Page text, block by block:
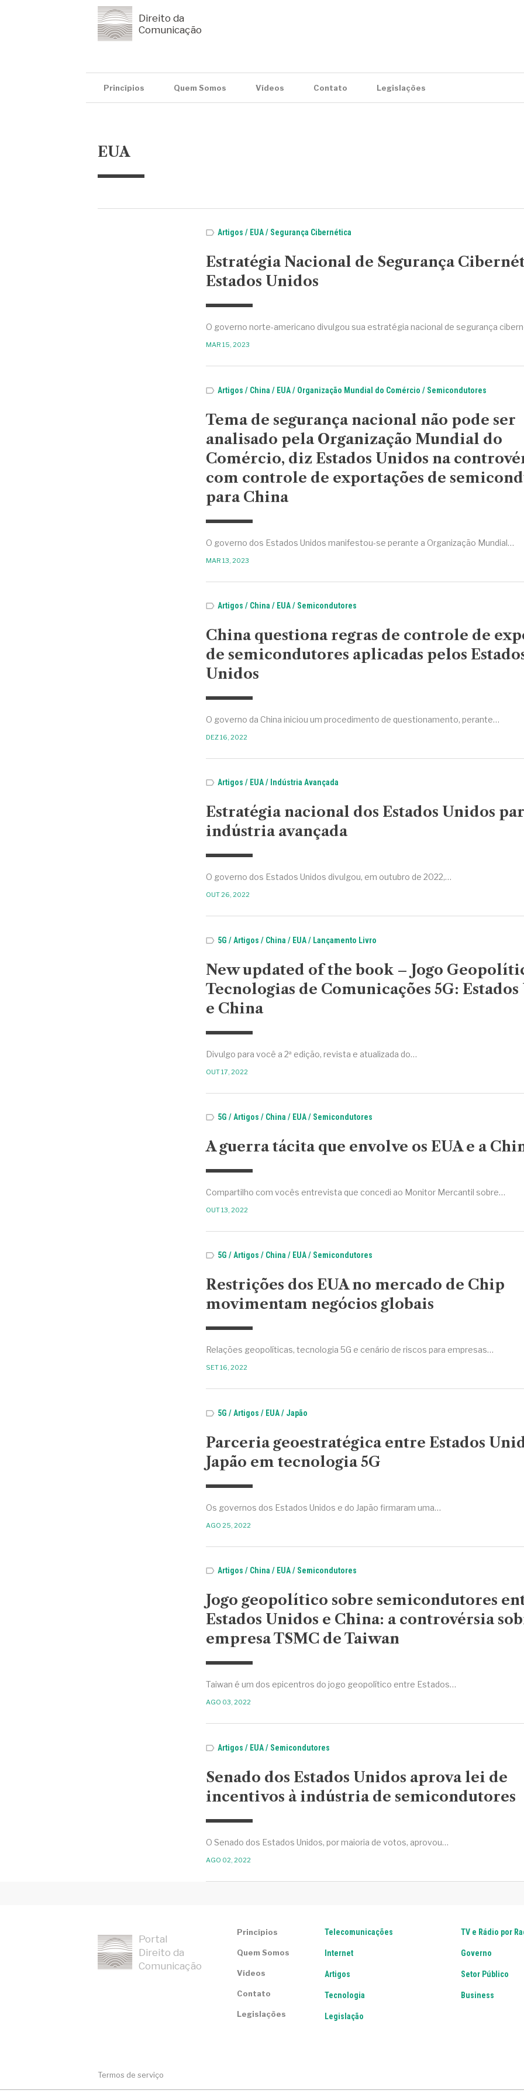
Direito da
Comunicação
Princípios Quem Somos Vídeos Contato Legislações
EUA
Artigos EUA Segurança Cibernética
Estratégia Nacional de Segurança
Estados Unidos
O governo norte-americano divulgou sua estratégia nacional de segurança
MAR 15, 2023
Artigos China EUA Organização Mundial do Comércio Semicondutores
Tema de segurança nacional não pode ser
analisado pela Organização Mundial do
Comércio, diz Estados Unidos na
com controle de exportações de
para China
O governo dos Estados Unidos manifestou-se perante a Organização Mundial…
MAR 13, 2023
Artigos China EUA Semicondutores
China questiona regras de controle de
de semicondutores aplicadas pelos
Unidos
O governo da China iniciou um procedimento de questionamento, perante…
DEZ 16, 2022
Artigos EUA Indústria Avançada
Estratégia nacional dos Estados Unidos
indústria avançada
O governo dos Estados Unidos divulgou, em outubro de 2022,…
OUT 26, 2022
5G Artigos China EUA Lançamento Livro
New updated of the book – Jogo
Tecnologias de Comunicações 5G:
e China
Divulgo para você a 2ª edição, revista e atualizada do…
OUT 17, 2022
5G Artigos China EUA Semicondutores
A guerra tácita que envolve os EUA e a
Compartilho com vocês entrevista que concedi ao Monitor Mercantil sobre…
OUT 13, 2022
5G Artigos China EUA Semicondutores
Restrições dos EUA no mercado de Chip
movimentam negócios globais
Relações geopolíticas, tecnologia 5G e cenário de riscos para empresas…
SET 16, 2022
5G Artigos EUA Japão
Parceria geoestratégica entre Estados
Japão em tecnologia 5G
Os governos dos Estados Unidos e do Japão firmaram uma…
AGO 25, 2022
Artigos China EUA Semicondutores
Jogo geopolítico sobre semicondutores
Estados Unidos e China: a controvérsia
empresa TSMC de Taiwan
Taiwan é um dos epicentros do jogo geopolítico entre Estados…
AGO 03, 2022
Artigos EUA Semicondutores
Senado dos Estados Unidos aprova lei de
incentivos à indústria de semicondutores
O Senado dos Estados Unidos, por maioria de votos, aprovou…
AGO 02, 2022
Portal
Direito da
Comunicação
Princípios
Quem Somos
Vídeos
Contato
Legislações
Telecomunicações
Internet
Artigos
Tecnologia
Legislação
TV e Rádio por
Governo
Setor Público
Business
Termos de serviço